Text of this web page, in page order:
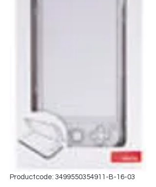
Productcode: 3499550354911-B-16-03